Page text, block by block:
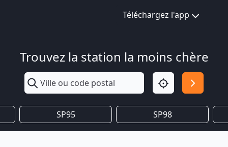
Téléchargez l'app
Trouvez la station la moins chère
SP95 SP98